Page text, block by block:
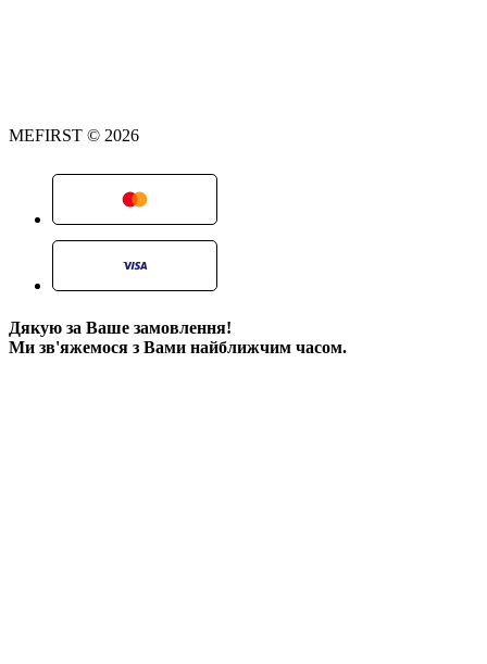
MEFIRST © 2026
Дякую за Ваше замовлення!
Ми зв'яжемося з Вами найближчим часом.